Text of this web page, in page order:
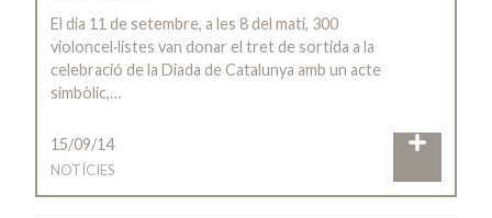
El dia 11 de setembre, a les 8 del matí, 300
violoncel·listes van donar el tret de sortida a la
celebració de la Diada de Catalunya amb un acte
simbòlic,…
15/09/14
NOTÍCIES